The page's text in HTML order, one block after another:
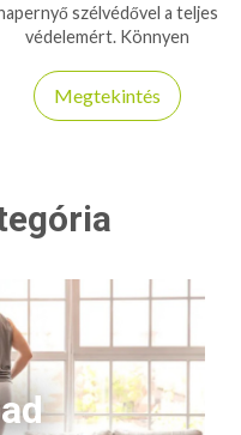
szélvédővel a teljes
védelemért. Könnyen
és szélálló kialakítás.
Megtekintés